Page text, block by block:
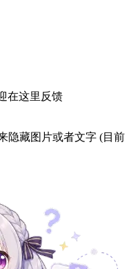
在这里反馈
隐藏图片或者文字 (目前